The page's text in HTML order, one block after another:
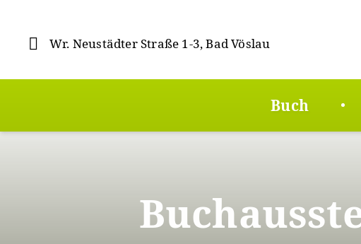
Inhalt
Wr. Neustädter Straße 1-3, Bad Vöslau
Buch